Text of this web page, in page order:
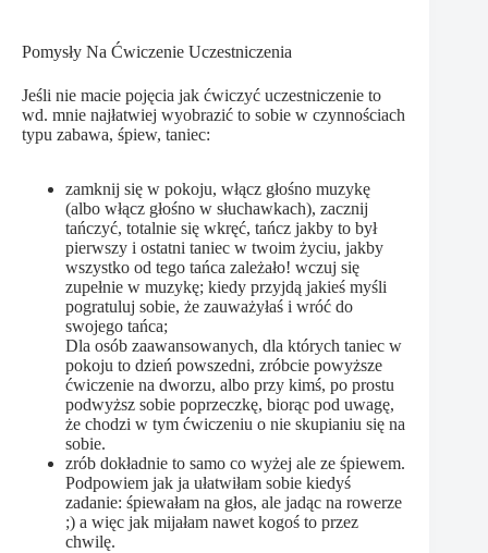
Pomysły Na Ćwiczenie Uczestniczenia
Jeśli nie macie pojęcia jak ćwiczyć uczestniczenie to
wd. mnie najłatwiej wyobrazić to sobie w czynnościach
typu zabawa, śpiew, taniec:
zamknij się w pokoju, włącz głośno muzykę
(albo włącz głośno w słuchawkach), zacznij
tańczyć, totalnie się wkręć, tańcz jakby to był
pierwszy i ostatni taniec w twoim życiu, jakby
wszystko od tego tańca zależało! wczuj się
zupełnie w muzykę; kiedy przyjdą jakieś myśli
pogratuluj sobie, że zauważyłaś i wróć do
swojego tańca;
Dla osób zaawansowanych, dla których taniec w
pokoju to dzień powszedni, zróbcie powyższe
ćwiczenie na dworzu, albo przy kimś, po prostu
podwyższ sobie poprzeczkę, biorąc pod uwagę,
że chodzi w tym ćwiczeniu o nie skupianiu się na
sobie.
zrób dokładnie to samo co wyżej ale ze śpiewem.
Podpowiem jak ja ułatwiłam sobie kiedyś
zadanie: śpiewałam na głos, ale jadąc na rowerze
;) a więc jak mijałam nawet kogoś to przez
chwilę.